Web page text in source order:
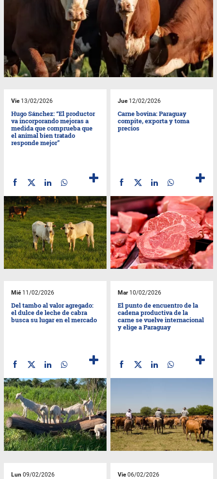
Vie13/02/2026
Hugo Sánchez: “El productor
va incorporando mejoras a
medida que comprueba que
el animal bien tratado
responde mejor”
Jue12/02/2026
Carne bovina: Paraguay
compite, exporta y toma
precios
Mié11/02/2026
Del tambo al valor agregado:
el dulce de leche de cabra
busca su lugar en el mercado
Mar10/02/2026
El punto de encuentro de la
cadena productiva de la
carne se vuelve internacional
y elige a Paraguay
Lun 09/02/2026 Vie06/02/2026